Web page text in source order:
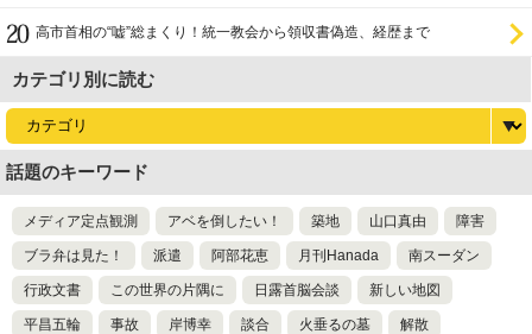
高市首相の“嘘”総まくり！統一教会から領収書偽造、経歴まで
カテゴリ別に読む
話題のキーワード
メディア定点観測 アベを倒したい！ 築地 山口真由 障害
ブラ弁は見た！ 派遣 阿部花恵 月刊Hanada 南スーダン
行政文書 この世界の片隅に 日露首脳会談 新しい地図
平昌五輪 事故 岸博幸 談合 火垂るの墓 解散